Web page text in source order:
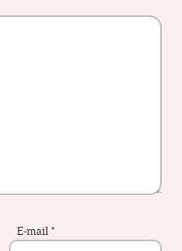
E-mail *